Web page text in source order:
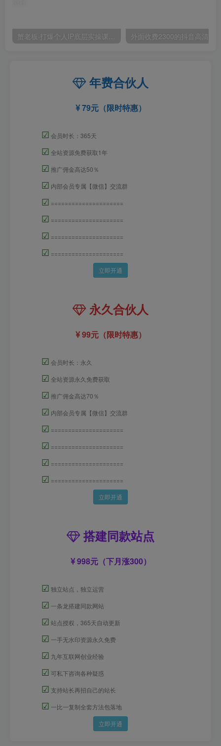
蟹老板·打爆个人IP底层实操课，教你成熟专业的打造IP技能，全方位带你做成一个能商业化IP
年费合伙人
79元（限时特惠）
☑ 会员时长：365天
☑ 全站资源免费获取1年
☑ 推广佣金高达50％
☑ 内部会员专属【微信】交流群
☑ =====================
☑ =====================
☑ =====================
☑ =====================
立即开通
永久合伙人
99元（限时特惠）
☑ 会员时长：永久
☑ 全站资源永久免费获取
☑ 推广佣金高达70％
☑ 内部会员专属【微信】交流群
☑ =====================
☑ =====================
☑ =====================
☑ =====================
立即开通
搭建同款站点
998元（下月涨300）
☑ 独立站点，独立运营
☑ 一条龙搭建同款网站
☑ 站点授权，365天自动更新
☑ 一手无水印资源永久免费
☑ 九年互联网创业经验
☑ 可私下咨询各种疑惑
☑ 支持站长再招自己的站长
☑ 一比一复制全套方法包落地
立即开通